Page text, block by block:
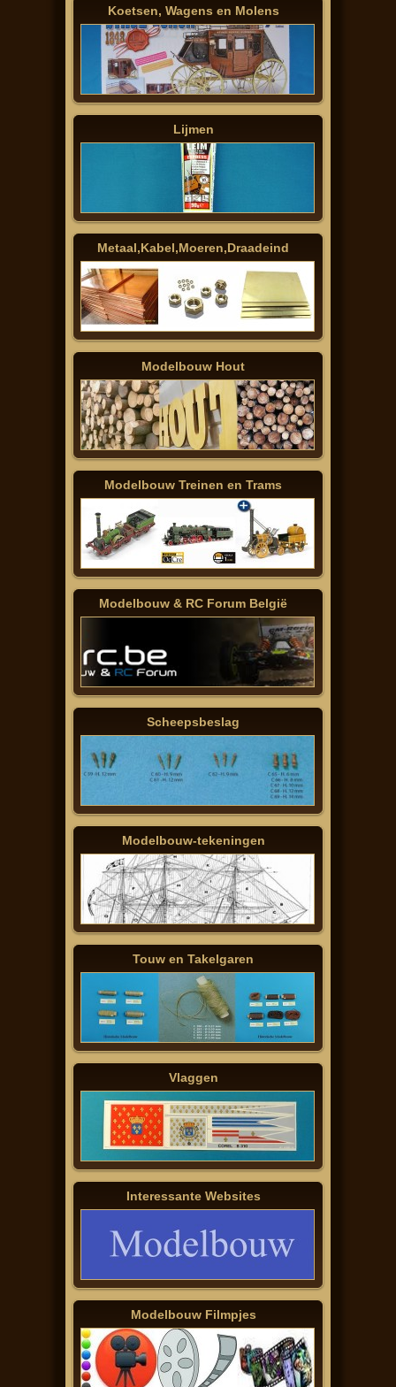
Koetsen, Wagens en Molens
Lijmen
Metaal,Kabel,Moeren,Draadeind
Modelbouw Hout
Modelbouw Treinen en Trams
Modelbouw & RC Forum België
Scheepsbeslag
Modelbouw-tekeningen
Touw en Takelgaren
Vlaggen
Interessante Websites
Modelbouw Filmpjes